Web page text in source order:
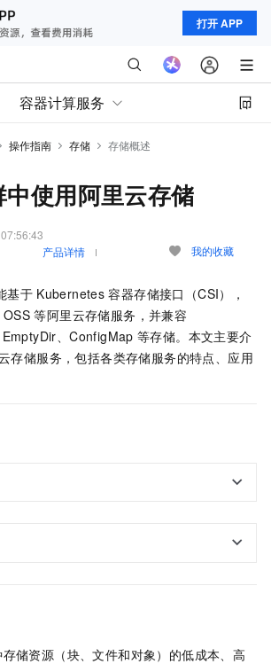
打开 APP
容器计算服务
操作指南 存储 存储概述
使用阿里云存储
产品详情 我的收藏
基于 Kubernetes 容器存储接口（CSI），
等阿里云存储服务，并兼容
EmptyDir、ConfigMap 等存储。本文主要介
存储服务，包括各类存储服务的特点、应用
储资源（块、文件和对象）的低成本、高